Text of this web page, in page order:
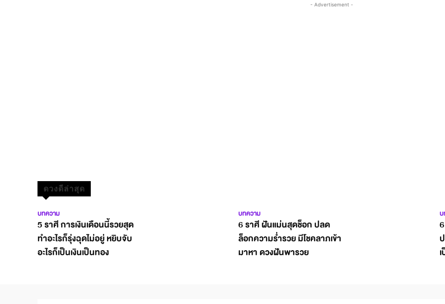
- Advertisement -
ดวงดีล่าสุด
บทความ
5 ราศี การเงินเดือนนี้รวยสุด
ทำอะไรก็รุ่งฉุดไม่อยู่ หยิบจับ
อะไรก็เป็นเงินเป็นทอง
บทความ
6 ราศี ฝันแม่นสุดช็อก ปลด
ล็อกความร่ำรวย มีโชคลาภเข้า
มาหา ดวงฝันพารวย